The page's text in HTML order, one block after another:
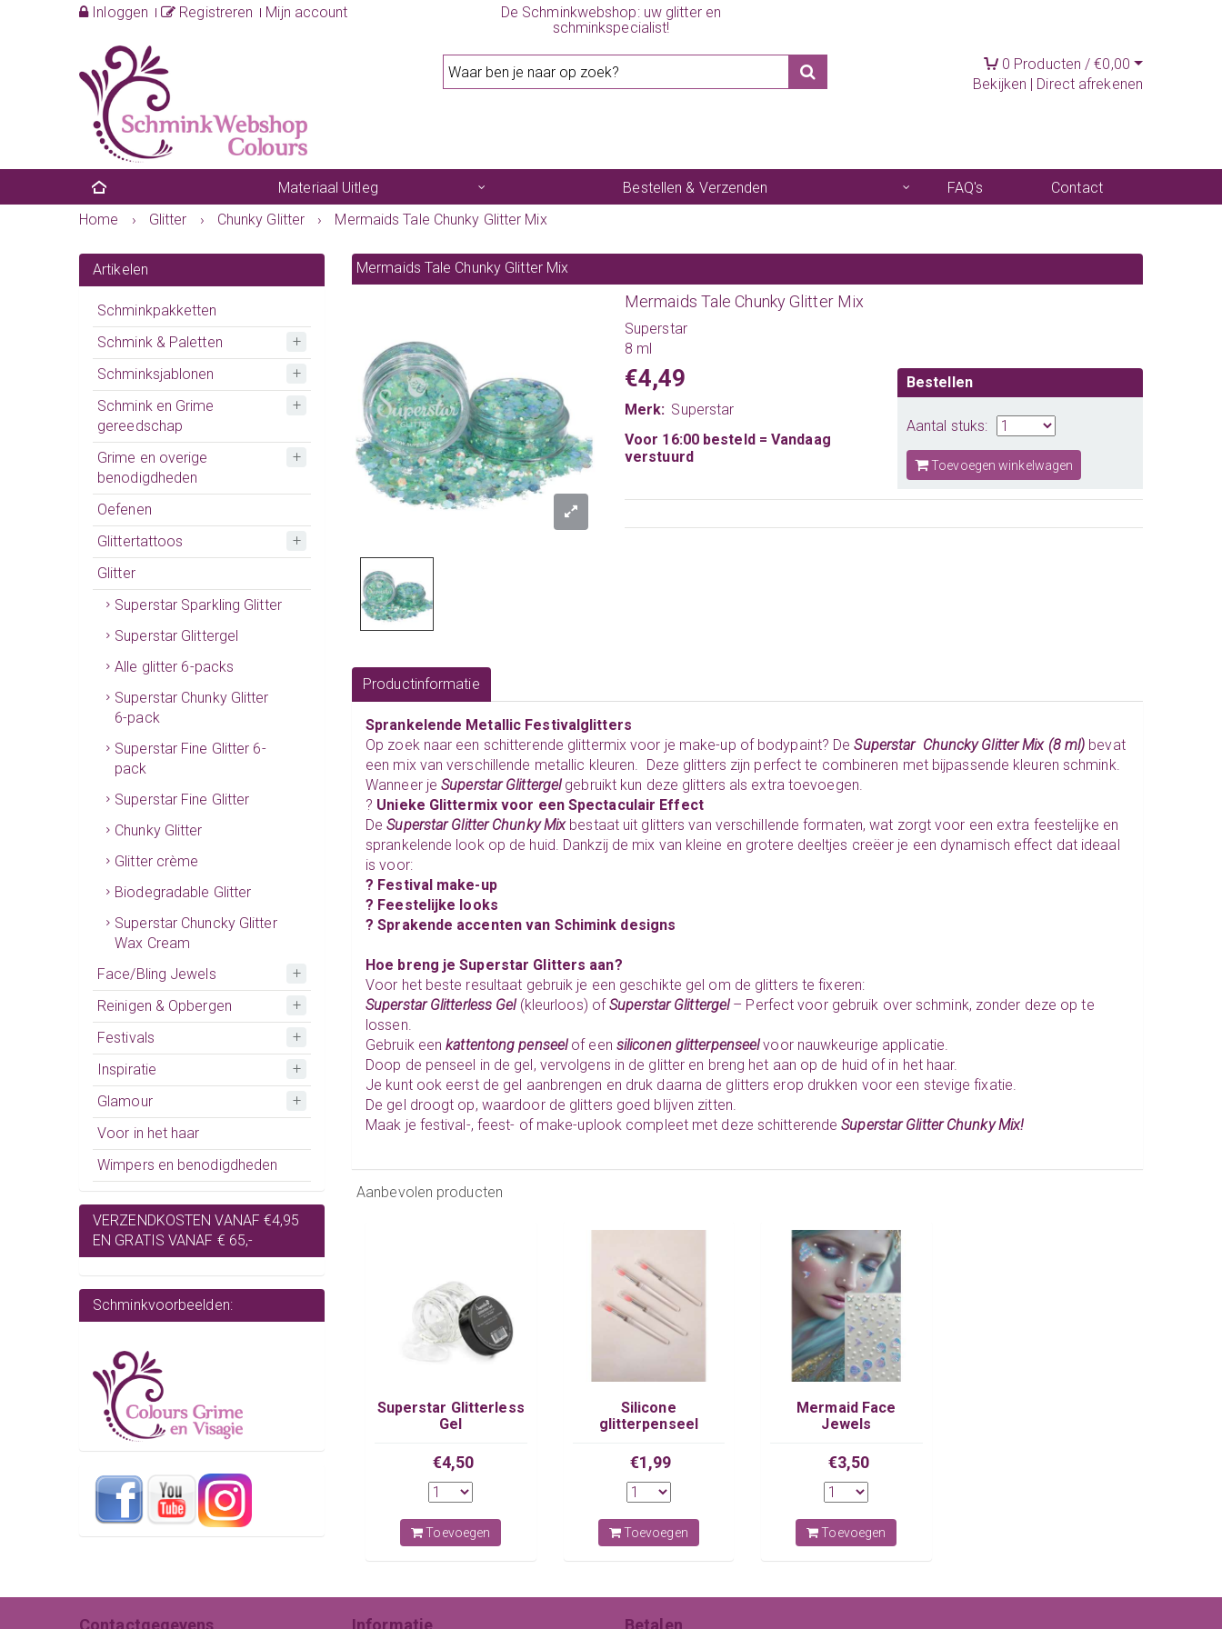
Inloggen Registreren Mijn account
De Schminkwebshop: uw glitter en
schminkspecialist!
0 Producten /€0,00
Bekijken | Direct afrekenen
Materiaal Uitleg Bestellen & Verzenden FAQ's
Contact
Home
› Glitter › Chunky Glitter › Mermaids Tale Chunky Glitter Mix
Artikelen
Schminkpakketten
Schmink & Paletten
Schminksjablonen
Schmink en Grime
gereedschap
Grime en overige
benodigdheden
Oefenen
Glittertattoos
Glitter
Superstar Sparkling Glitter
Superstar Glittergel
Alle glitter 6-packs
Superstar Chunky Glitter
6-pack
Superstar Fine Glitter 6-
pack
Superstar Fine Glitter
Chunky Glitter
Glitter crème
Biodegradable Glitter
Superstar Chuncky Glitter
Wax Cream
Face/Bling Jewels
Reinigen & Opbergen
Festivals
Inspiratie
Glamour
Voor in het haar
Wimpers en benodigdheden
VERZENDKOSTEN VANAF €4,95
EN GRATIS VANAF € 65,-
Schminkvoorbeelden:
Mermaids Tale Chunky Glitter Mix
Mermaids Tale Chunky Glitter Mix
Superstar
8 ml
€4,49
Merk: Superstar
Voor 16:00 besteld = Vandaag
verstuurd
Bestellen
Aantal stuks:
Toevoegen winkelwagen
Productinformatie
Sprankelende Metallic Festivalglitters
Op zoek naar een schitterende glittermix voor je make-up of bodypaint? DeSuperstar Chuncky Glitter Mix (8 ml) bevat
een mix van verschillende metallic kleuren. Deze glitters zijn perfect te combineren met bijpassende kleuren schmink.
Wanneer jeSuperstar Glittergel gebruikt kun deze glitters als extra toevoegen.
? Unieke Glittermix voor een Spectaculair Effect
DeSuperstar Glitter Chunky Mix bestaat uit glitters van verschillende formaten, wat zorgt voor een extra feestelijke en
sprankelende look op de huid. Dankzij de mix van kleine en grotere deeltjes creëer je een dynamisch effect dat ideaal
is voor:
? Festival make-up
? Feestelijke looks
? Sprakende accenten van Schimink designs
Hoe breng je Superstar Glitters aan?
Voor het beste resultaat gebruik je een geschikte gel om de glitters te fixeren:
Superstar Glitterless Gel (kleurloos) ofSuperstar Glittergel – Perfect voor gebruik over schmink, zonder deze op te
lossen.
Gebruik eenkattentong penseel of een siliconen glitterpenseelvoor nauwkeurige applicatie.
Doop de penseel in de gel, vervolgens in de glitter en breng het aan op de huid of in het haar.
Je kunt ook eerst de gel aanbrengen en druk daarna de glitters erop drukken voor een stevige fixatie.
De gel droogt op, waardoor de glitters goed blijven zitten.
Maak je festival-, feest- of make-uplook compleet met deze schitterendeSuperstar Glitter Chunky Mix!
Aanbevolen producten
Superstar Glitterless
Gel
€4,50
Toevoegen
Silicone
glitterpenseel
€1,99
Toevoegen
Mermaid Face
Jewels
€3,50
Toevoegen
Contactgegevens Informatie Betalen